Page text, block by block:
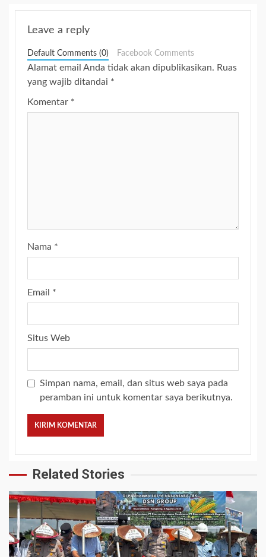
Leave a reply
Default Comments (0) Facebook Comments
Alamat email Anda tidak akan dipublikasikan. Ruas
yang wajib ditandai *
Komentar *
Nama *
Email *
Situs Web
Simpan nama, email, dan situs web saya pada
peramban ini untuk komentar saya berikutnya.
Related Stories